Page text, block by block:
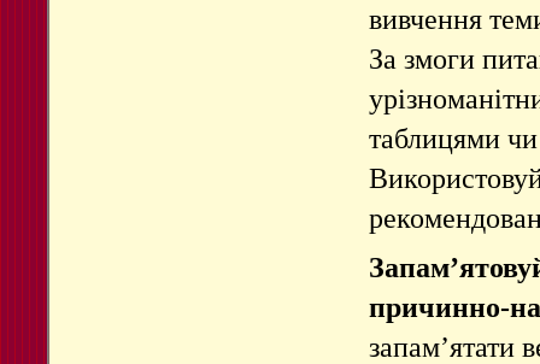
вивчення
За змоги
таблицями
причинно-
запам’ятати